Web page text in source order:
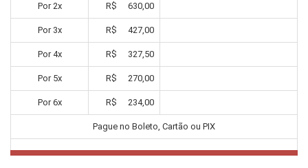
Por2x R$ 630,00
Por 3x R$ 427,00
Por4x R$ 327,50
Por 5x R$ 270,00
Por6x R$ 234,00
Pague no Boleto, Cartão ou PIX